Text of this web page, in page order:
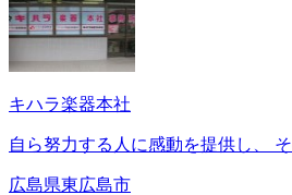
キハラ楽器本社
自ら努力する人に感動を提供し、
広島県東広島市